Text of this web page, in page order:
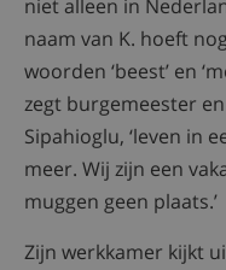
niet alleen in
naam van K. hoeft
woorden ‘beest’ en
zegt burgemeester
Sipahioglu, ‘leven in
meer. Wij zijn een
muggen geen plaats.’
Zijn werkkamer kijkt